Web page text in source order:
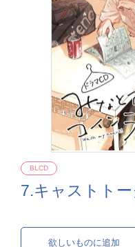
7.キャストトー
BLCD
欲しいものに追加